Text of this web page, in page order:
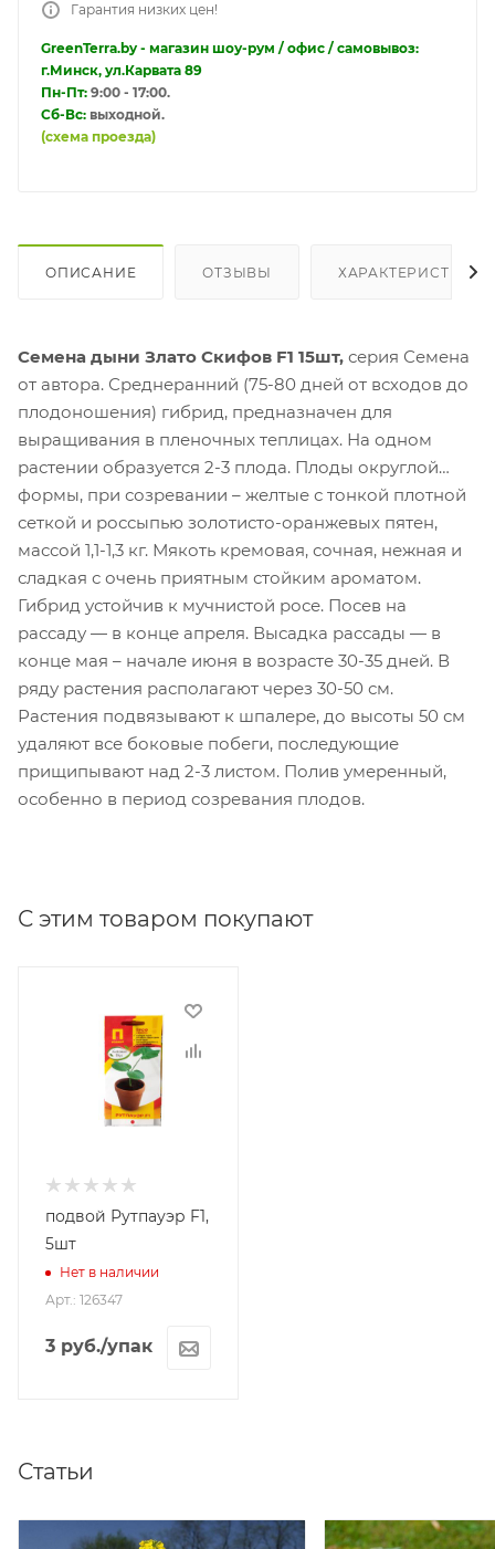
Гарантия низких цен!
GreenTerra.by - магазин шоу-рум / офис / самовывоз:
г.Минск, ул.Карвата 89
Пн-Пт: 9:00 - 17:00.
Сб-Вс: выходной.
(схема проезда)
ОПИСАНИЕ ОТЗЫВЫ ХАРАКТЕРИСТИКИ
Семена дыни Злато Скифов F1 15шт, серия Семена
от автора. Среднеранний (75-80 дней от всходов до
плодоношения) гибрид, предназначен для
выращивания в пленочных теплицах. На одном
растении образуется 2-3 плода. Плоды округлой
формы, при созревании – желтые с тонкой плотной
сеткой и россыпью золотисто-оранжевых пятен,
массой 1,1-1,3 кг. Мякоть кремовая, сочная, нежная и
сладкая с очень приятным стойким ароматом.
Гибрид устойчив к мучнистой росе. Посев на
рассаду — в конце апреля. Высадка рассады — в
конце мая – начале июня в возрасте 30-35 дней. В
ряду растения располагают через 30-50 см.
Растения подвязывают к шпалере, до высоты 50 см
удаляют все боковые побеги, последующие
прищипывают над 2-3 листом. Полив умеренный,
особенно в период созревания плодов.
С этим товаром покупают
подвой Рутпауэр F1,
5шт
Нет в наличии
Арт.: 126347
3 руб./упак
Статьи